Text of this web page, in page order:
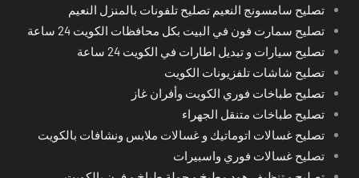
تصليح سامسونج النعيم تصليح تلفونات بالمنزل النعيم
تصليح سمارت فون في البيت بكل محافظات الكويت 24 ساعة
تصليح سيارات و تبديل اطارات في الكويت 24 ساعة
تصليح شاشات تلفزيونات الكويت
تصليح طباخات فوري الكويت وأفران غاز
تصليح طباخات متنقل الجهراء
تصليح غسالات اتوماتيك و غسالات ملابس ونشافات بالكويت
تصليح غسالات فوري واسبيرات